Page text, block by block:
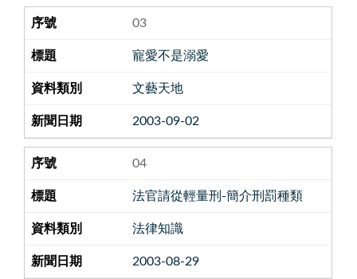
03
寵愛不是溺愛
文藝天地
2003-09-02
04
法官請從輕量刑-簡介刑罰種類
法律知識
2003-08-29